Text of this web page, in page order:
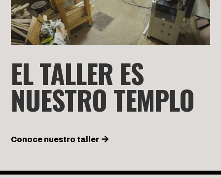
EL TALLER ES
NUESTRO TEMPLO
Conoce nuestro taller